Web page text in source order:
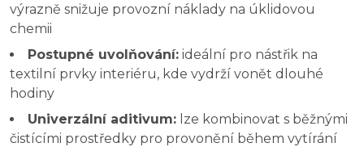
výrazně snižuje provozní náklady na úklidovou
chemii
Postupné uvolňování: ideální pro nástřik na
textilní prvky interiéru, kde vydrží vonět dlouhé
hodiny
Univerzální aditivum: lze kombinovat s běžnými
čistícími prostředky pro provonění během vytírání